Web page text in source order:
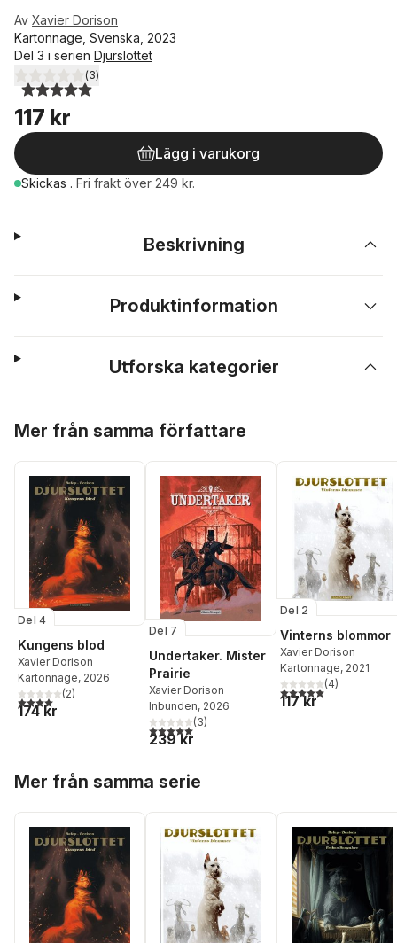
Av Xavier Dorison
Kartonnage, Svenska, 2023
Del 3 i serien Djurslottet
5,0utav 5 stjärnor. Totalt antal röster:
(3)
117 kr
Lägg i varukorg
Skickas . Fri frakt över 249 kr.
Beskrivning
Produktinformation
Utforska kategorier
Mer från samma författare
Del 4
Kungens blod
Xavier Dorison
Kartonnage, 2026
4,0utav 5 stjärnor. Totalt antal röster:
(2)
174 kr
Del 7
Undertaker. Mister
Prairie
Xavier Dorison
Inbunden, 2026
5,0utav 5 stjärnor. Totalt antal röster:
(3)
239 kr
Del 2
Vinterns blommor
Xavier Dorison
Kartonnage, 2021
5,0utav 5 stjärnor.
(4)
117 kr
Mer från samma serie